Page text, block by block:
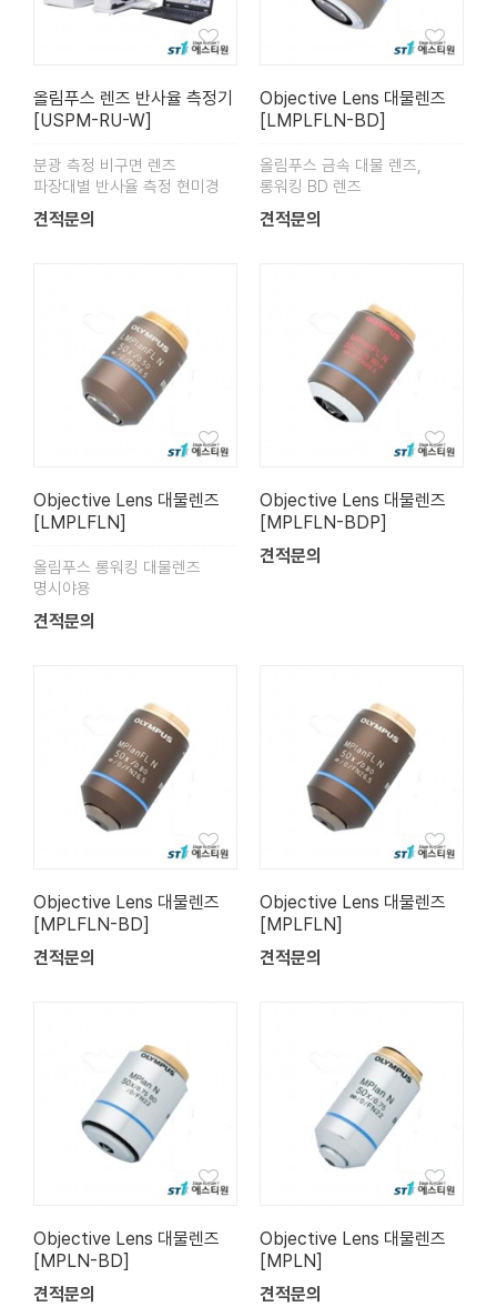
올림푸스 렌즈 반사율 측정기
[USPM-RU-W]
분광 측정 비구면 렌즈
파장대별 반사율 측정 현미경
견적문의
Objective Lens 대물렌즈
[LMPLFLN-BD]
올림푸스 금속 대물 렌즈,
롱워킹 BD 렌즈
견적문의
Objective Lens 대물렌즈
[LMPLFLN]
올림푸스 롱워킹 대물렌즈
명시야용
견적문의
Objective Lens 대물렌즈
[MPLFLN-BDP]
견적문의
Objective Lens 대물렌즈
[MPLFLN-BD]
견적문의
Objective Lens 대물렌즈
[MPLFLN]
견적문의
Objective Lens 대물렌즈
[MPLN-BD]
견적문의
Objective Lens 대물렌즈
[MPLN]
견적문의